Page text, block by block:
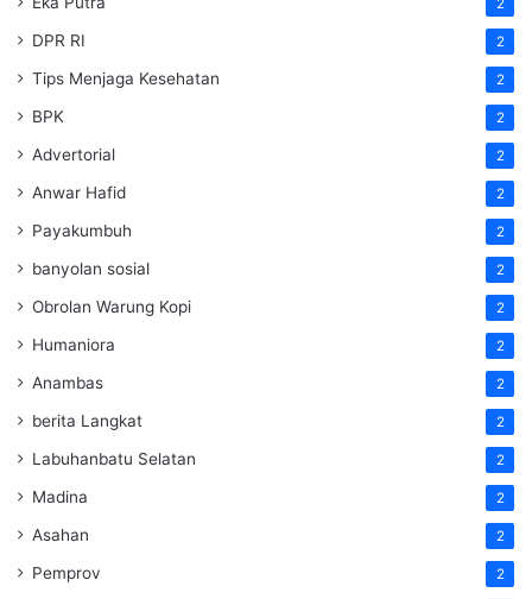
2
DPR RI 2
Tips Menjaga Kesehatan 2
BPK 2
Advertorial 2
Anwar Hafid 2
Payakumbuh 2
banyolan sosial 2
Obrolan Warung Kopi 2
Humaniora 2
Anambas 2
berita Langkat 2
Labuhanbatu Selatan 2
Madina 2
Asahan 2
Pemprov 2